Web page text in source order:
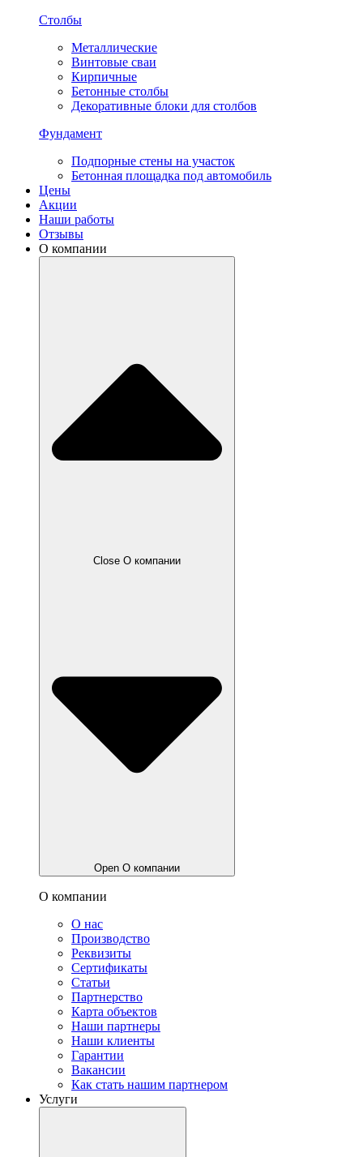
Столбы
Металлические
Винтовые сваи
Кирпичные
Бетонные столбы
Декоративные блоки для столбов
Фундамент
Подпорные стены на участок
Бетонная площадка под автомобиль
Цены
Акции
Наши работы
Отзывы
О компании
Close О компании
Open О компании
О компании
О нас
Производство
Реквизиты
Сертификаты
Статьи
Партнерство
Карта объектов
Наши партнеры
Наши клиенты
Гарантии
Вакансии
Как стать нашим партнером
Услуги